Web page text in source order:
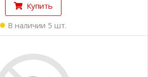
Купить
В наличии 5 шт.